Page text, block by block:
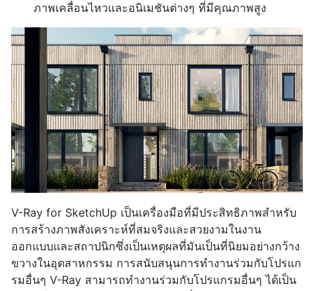
ภาพเคลื่อนไหวและอนิเมชันต่างๆ ที่มีคุณภาพสูง
V-Ray for SketchUp เป็นเครื่องมือที่มีประสิทธิภาพสำหรับ
การสร้างภาพสังเคราะห์ที่สมจริงและสวยงามในงาน
ออกแบบและสถาปนิกซึ่งเป็นเหตุผลที่มันเป็นที่นิยมอย่างกว้าง
ขวางในอุตสาหกรรม การสนับสนุนการทำงานร่วมกับโปรแก
รมอื่นๆ V-Ray สามารถทำงานร่วมกับโปรแกรมอื่นๆ ได้เป็น